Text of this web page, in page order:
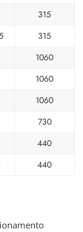
315
315
1060
1060
1060
730
440
440